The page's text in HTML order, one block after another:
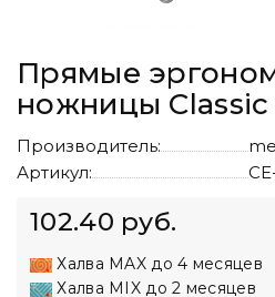
Прямые
ножницы Classic
Производитель:
Артикул:
102.40 руб.
Халва MAX до 4 месяцев
Халва MIX до 2 месяцев